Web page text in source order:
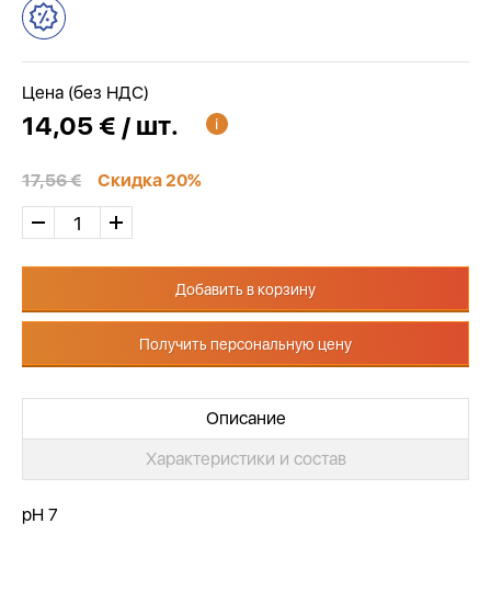
Цена (без НДС)
14,05 € / шт.
17,56 € Скидка 20%
Добавить в корзину
Получить персональную цену
Описание
Характеристики и состав
pH 7